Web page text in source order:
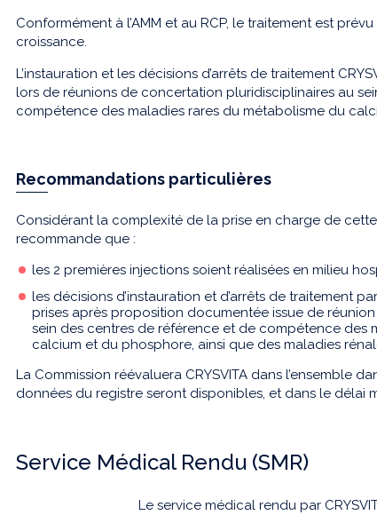
Conformément à l’AMM et au RCP, le traitement est
croissance.
L’instauration et les décisions d’arrêts de traitement
lors de réunions de concertation pluridisciplinaires au
compétence des maladies rares du métabolisme du
Recommandations particulières
Considérant la complexité de la prise en charge de
recommande que :
les 2 premières injections soient réalisées en milieu
les décisions d’instauration et d’arrêts de traitement
prises après proposition documentée issue de
sein des centres de référence et de compétence des
calcium et du phosphore, ainsi que des maladies
La Commission réévaluera CRYSVITA dans l’ensemble
données du registre seront disponibles, et dans le délai
Service Médical Rendu (SMR)
Le service médical rendu par